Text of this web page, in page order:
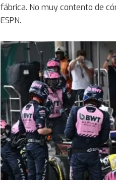
fábrica. No muy contento de
ESPN.